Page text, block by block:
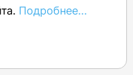
Подробнее...